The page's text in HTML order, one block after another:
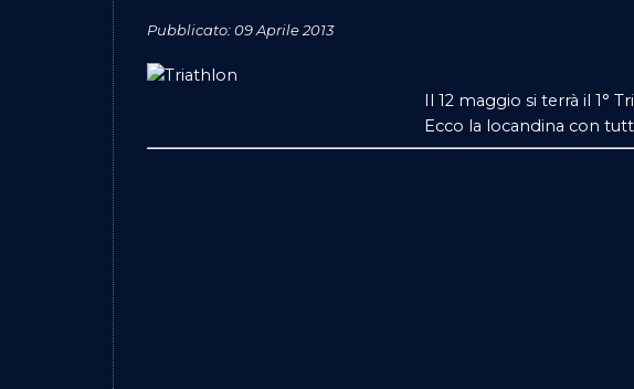
Pubblicato: 09 Aprile 2013
Il 12 maggio si terrà il 1°
Ecco la locandina con